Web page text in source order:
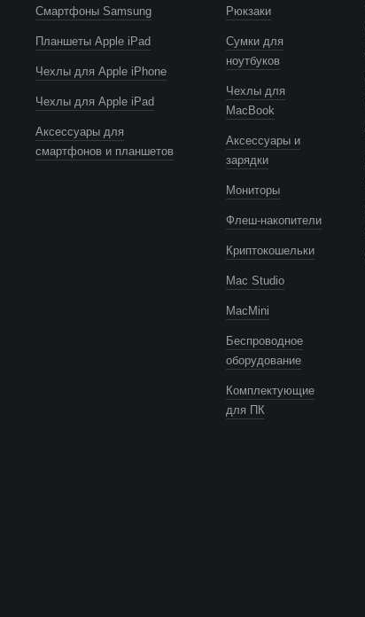
Смартфоны Samsung
Планшеты Apple iPad
Чехлы для Apple iPhone
Чехлы для Apple iPad
Аксессуары для
смартфонов и планшетов
Рюкзаки
Сумки для
ноутбуков
Чехлы для
MacBook
Аксессуары и
зарядки
Мониторы
Флеш-накопители
Криптокошельки
Mac Studio
MacMini
Беспроводное
оборудование
Комплектующие
для ПК